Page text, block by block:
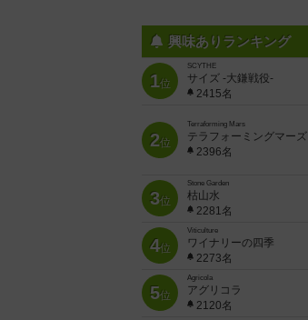
興味ありランキング
1位
SCYTHE
サイズ -大鎌戦役-
2415名
2位
Terraforming Mars
テラフォーミングマーズ
2396名
3位
Stone Garden
枯山水
2281名
4位
Viticulture
ワイナリーの四季
2273名
5位
Agricola
アグリコラ
2120名